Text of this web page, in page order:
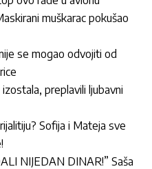
muškarac pokušao
se mogao odvojiti od
preplavili ljubavni
Sofija i Mateja sve
NIJEDAN DINAR!” Saša